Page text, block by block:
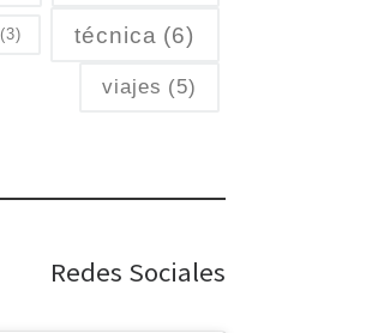
(3) técnica (6)
viajes (5)
Redes Sociales